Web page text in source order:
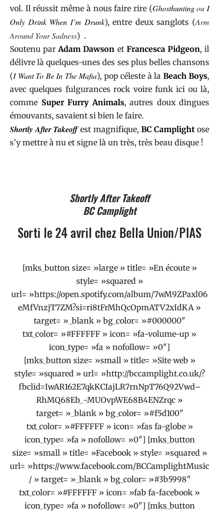
vol. Il réussit même à nous faire rire (Ghosthuntingou I
Only Drink When I’m Drunk), entre deux sanglots (Arm
Around Your Sadness) .
Soutenu parAdam Dawson et Francesca Pidgeon, il
délivre là quelques-unes des ses plus belles chansons
(I Want To Be In The Mafia), pop céleste à la Beach Boys,
avec quelques fulgurances rock voire funk ici ou là,
comme Super Furry Animals, autres doux dingues
émouvants, savaient si bien le faire.
Shortly After Takeoffest magnifique, BC Camplight ose
s’y mettre à nu et signe là un très, très beau disque !
Shortly After Takeoff
BC Camplight
Sorti le 24 avril chez Bella Union/PIAS
[mks_button size= »large » title= »En écoute »
style= »squared »
url= »https://open.spotify.com/album/7wM9ZPaxl06
eMfVnzjT7ZM?si=ri8tFrMhQcOpmATV2xIdKA »
target= »_blank » bg_color= »#000000″
txt_color= »#FFFFFF » icon= »fa-volume-up »
icon_type= »fa » nofollow= »0″]
[mks_button size= »small » title= »Site web »
style= »squared » url= »http://bccamplight.co.uk/?
fbclid=IwAR162E7qkKCIajLR7rnNpT76Q92Vwd–
RhMQ68Eb_-MUOvpWE68B4ENZrqc »
target= »_blank » bg_color= »#f5d100″
txt_color= »#FFFFFF » icon= »fas fa-globe »
icon_type= »fa » nofollow= »0″] [mks_button
size= »small » title= »Facebook » style= »squared »
url= »https://www.facebook.com/BCCamplightMusic
/ » target= »_blank » bg_color= »#3b5998″
txt_color= »#FFFFFF » icon= »fab fa-facebook »
icon_type= »fa » nofollow= »0″] [mks_button